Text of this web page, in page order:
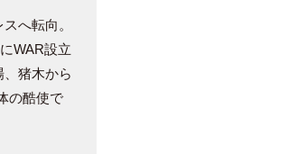
へ転向。
WAR設立
猪木から
の酷使で